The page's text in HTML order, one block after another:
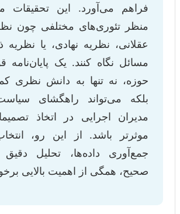
فراهم می‌آورد. این تحقیقات
منظر تئوری‌های مختلفی چون
عقلانی، نظریه نهادی، یا نظریه
مسائل نگاه کنند. یک پایان‌نامه
حوزه، نه تنها به دانش نظری
بلکه می‌تواند راهگشای
مدیران اجرایی در اتخاذ
موثرتر باشد. از این رو،
جمع‌آوری داده‌ها، تحلیل
صحیح، همگی از اهمیت بالایی